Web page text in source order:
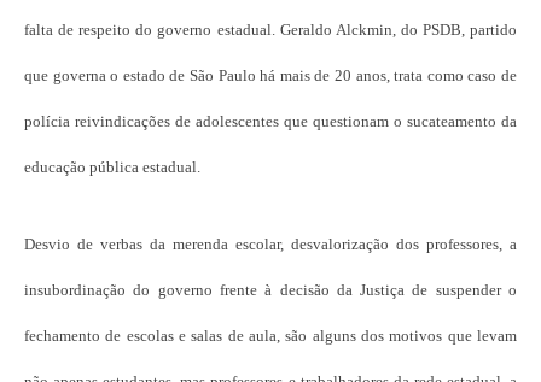
falta de respeito do governo estadual. Geraldo Alckmin, do PSDB, partido
que governa o estado de São Paulo há mais de 20 anos, trata como caso de
polícia reivindicações de adolescentes que questionam o sucateamento da
educação pública estadual.
Desvio de verbas da merenda escolar, desvalorização dos professores, a
insubordinação do governo frente à decisão da Justiça de suspender o
fechamento de escolas e salas de aula, são alguns dos motivos que levam